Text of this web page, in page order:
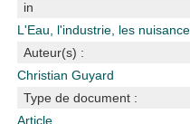
in
L'Eau, l'industrie, les
Auteur(s) :
Christian Guyard
Type de document :
Article